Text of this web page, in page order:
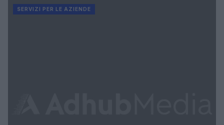
SERVIZI PER LE AZIENDE